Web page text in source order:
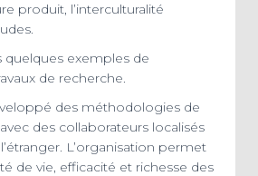
produit, l’interculturalité
quelques exemples de
de recherche.
des méthodologies de
des collaborateurs localisés
L’organisation permet
de vie, efficacité et richesse des